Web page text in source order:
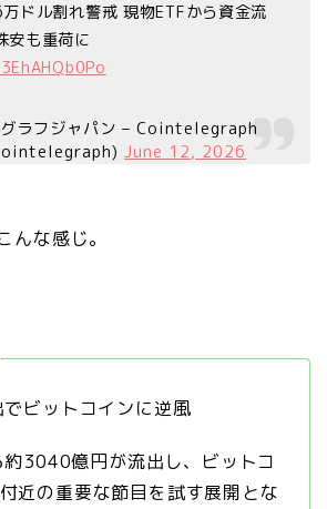
ドル割れ警戒 現物ETFから資金流
安も重荷に
ラフジャパン – Cointelegraph
June 12, 2026
んな感じ。
ビットコインに逆風
3040億円が流出し、ビットコ
近の重要な節目を試す展開とな